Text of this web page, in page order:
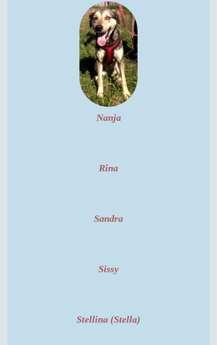
Nanja
Rina
Sandra
Sissy
Stellina (Stella)